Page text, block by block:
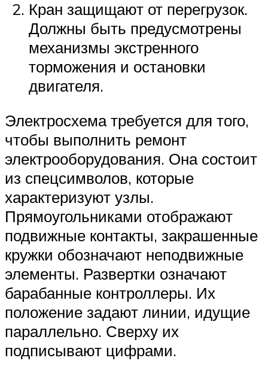
Кран защищают от перегрузок.
Должны быть предусмотрены
механизмы экстренного
торможения и остановки
двигателя.
Электросхема требуется для того,
чтобы выполнить ремонт
электрооборудования. Она состоит
из спецсимволов, которые
характеризуют узлы.
Прямоугольниками отображают
подвижные контакты, закрашенные
кружки обозначают неподвижные
элементы. Развертки означают
барабанные контроллеры. Их
положение задают линии, идущие
параллельно. Сверху их
подписывают цифрами.